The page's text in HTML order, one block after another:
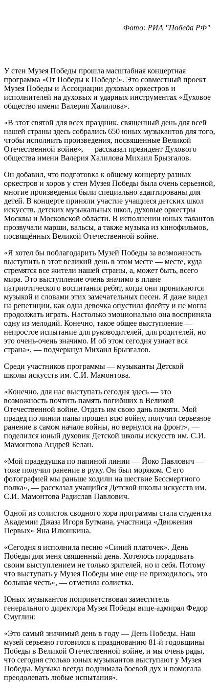
Фото: РИА "Победа РФ"
У стен Музея Победы прошла масштабная концертная
программа «От Победы к Победе!». Это совместный проект
Музея Победы и Ассоциации духовых оркестров и
исполнителей на духовых и ударных инструментах «Духовое
общество имени Валерия Халилова».
«В этот святой для всех праздник, священный день для всей
нашей страны здесь собрались 650 юных музыкантов для того,
чтобы исполнить произведения, посвященные Великой
Отечественной войне», — рассказал президент Духового
общества имени Валерия Халилова Михаил Брызгалов.
Он добавил, что подготовка к общему концерту разных
оркестров и хоров у стен Музея Победы была очень серьезной,
многие произведения были специально адаптированы для
детей. В концерте приняли участие учащиеся детских школ
искусств, детских музыкальных школ, духовые оркестры
Москвы и Московской области. В исполнении юных талантов
прозвучали марши, вальсы, а также музыка из кинофильмов,
посвящённых Великой Отечественной войне.
«Я хотел бы поблагодарить Музей Победы за возможность
выступить в этот великий день в этом месте — месте, куда
стремятся все жители нашей страны, а, может быть, всего
мира. Это выступление очень значимо в плане
патриотического воспитания ребят, когда они проникаются
музыкой и словами этих замечательных песен. Я даже видел
на репетиции, как одна девочка опустила флейту и не могла
продолжать играть. Настолько эмоционально она восприняла
одну из мелодий. Конечно, такое общее выступление —
непростое испытание для руководителей, для родителей, но
это очень-очень значимо. И об этом сегодня узнает вся
страна», — подчеркнул Михаил Брызгалов.
Среди участников программы — музыканты Детской
школы искусств им. С.И. Мамонтова.
«Конечно, для нас выступать сегодня здесь — это
возможность почтить память погибших в Великой
Отечественной войне. Отдать им свою дань памяти. Мой
прадед по линии папы прошел всю войну, получил серьезное
ранение в самом начале войны, но вернулся на фронт», —
поделился юный духовик Детской школы искусств им. С.И.
Мамонтова Андрей Белан.
«Мой прадедушка по папиной линии — Йоко Павлович —
тоже получил ранение в руку. Он был моряком. С его
фотографией мы раньше ходили на шествие Бессмертного
полка», — рассказал учащийся Детской школы искусств им.
С.И. Мамонтова Радислав Павлович.
Одной из солисток сводного хора программы стала студентка
Академии Джаза Игоря Бутмана, участница «Движения
Первых» Яна Илюшкина.
«Сегодня я исполнила песню «Синий платочек». День
Победы для меня священный день. Хотелось порадовать
своим выступлением не только зрителей, но и себя. Потому
что выступать у Музея Победы мне еще не приходилось, это
большая честь», — отметила солистка.
Юных музыкантов поприветствовал заместитель
генерального директора Музея Победы вице-адмирал Федор
Смуглин:
«Это самый значимый день в году — День Победы. Наш
музей серьезно готовился к празднованию 81-й годовщины
Победы в Великой Отечественной войне, и мы очень рады,
что сегодня столько юных музыкантов выступают у Музея
Победы. Музыка всегда поднимала боевой дух и помогала
преодолевать любые испытания».